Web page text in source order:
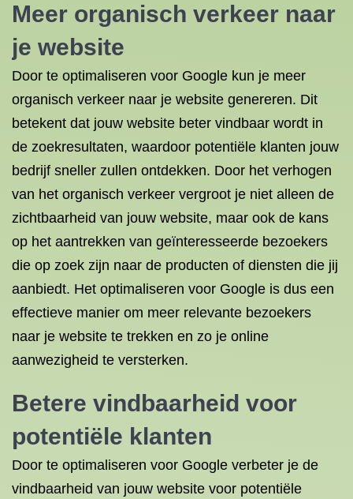
Meer organisch verkeer naar
je website
Door te optimaliseren voor Google kun je meer
organisch verkeer naar je website genereren. Dit
betekent dat jouw website beter vindbaar wordt in
de zoekresultaten, waardoor potentiële klanten jouw
bedrijf sneller zullen ontdekken. Door het verhogen
van het organisch verkeer vergroot je niet alleen de
zichtbaarheid van jouw website, maar ook de kans
op het aantrekken van geïnteresseerde bezoekers
die op zoek zijn naar de producten of diensten die jij
aanbiedt. Het optimaliseren voor Google is dus een
effectieve manier om meer relevante bezoekers
naar je website te trekken en zo je online
aanwezigheid te versterken.
Betere vindbaarheid voor
potentiële klanten
Door te optimaliseren voor Google verbeter je de
vindbaarheid van jouw website voor potentiële